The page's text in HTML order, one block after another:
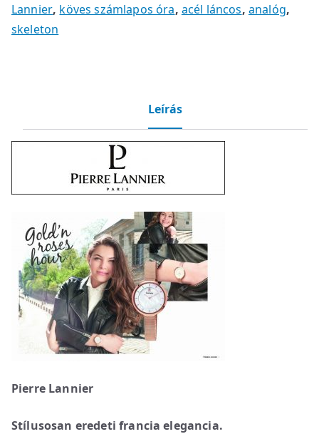
Lannier, köves számlapos óra, acél láncos, analóg,
skeleton
Leírás
Pierre Lannier
Stílusosan eredeti francia elegancia.